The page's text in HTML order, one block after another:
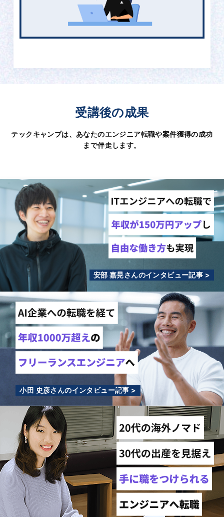
受講後の成果
テックキャンプは、あなたのエンジニア転職や案件獲得の成功
まで伴走します。
安部 嘉晃さんのインタビュー記事 >
小田 史彦さんのインタビュー記事 >